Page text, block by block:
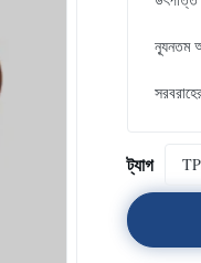
ন্যূনতম
ট্যাগ